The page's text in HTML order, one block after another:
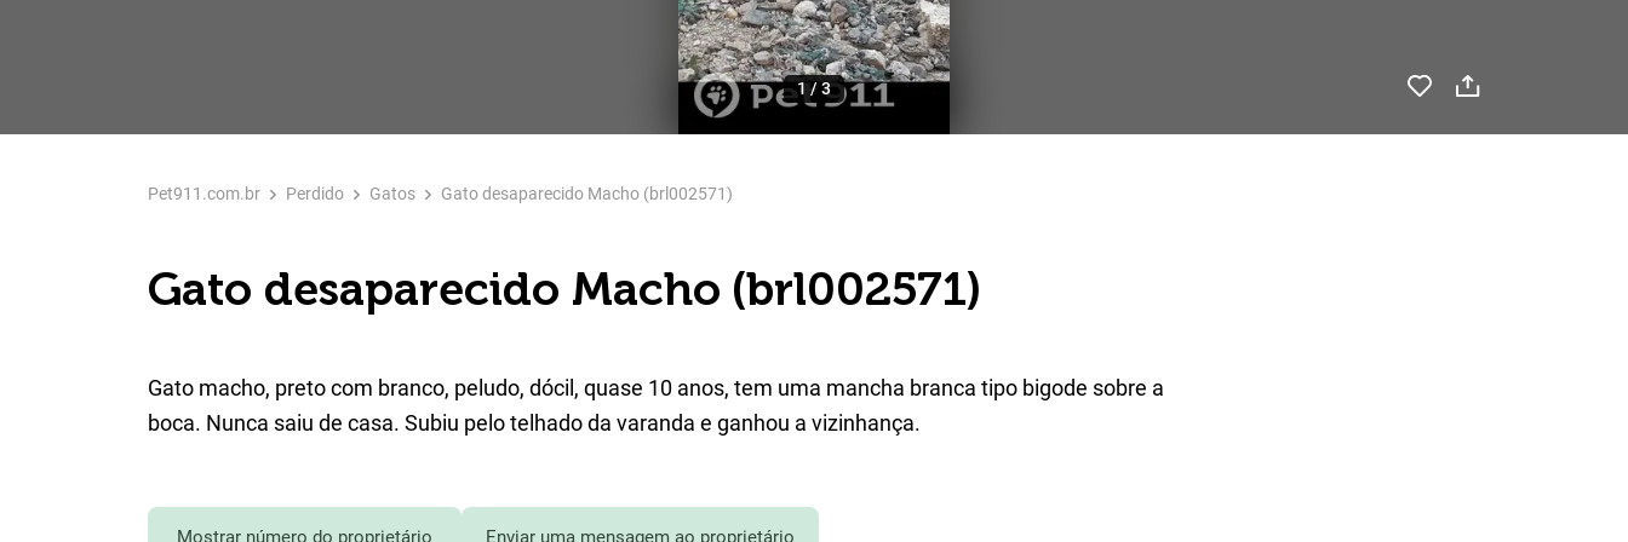
1 / 3
Pet911.com.br Perdido Gatos Gato desaparecido Macho (brl002571)
Gato desaparecido Macho (brl002571)
Gato macho, preto com branco, peludo, dócil, quase 10 anos, tem uma mancha branca tipo bigode sobre a
boca. Nunca saiu de casa. Subiu pelo telhado da varanda e ganhou a vizinhança.
Mostrar número do proprietário Enviar uma mensagem ao proprietário